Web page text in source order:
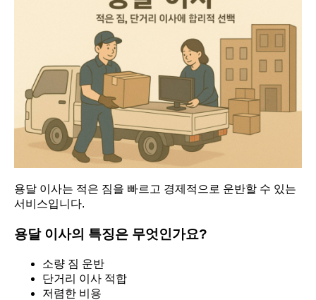
용달 이사는 적은 짐을 빠르고 경제적으로 운반할 수 있는
서비스입니다.
용달 이사의 특징은 무엇인가요?
소량 짐 운반
단거리 이사 적합
저렴한 비용